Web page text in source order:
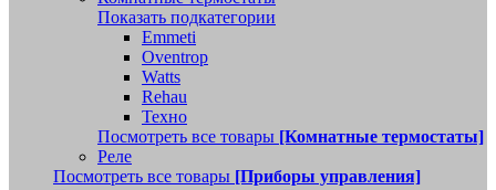
Показать подкатегории
Emmeti
Oventrop
Watts
Rehau
Техно
Посмотреть все товары [Комнатные термостаты]
Реле
Посмотреть все товары [Приборы управления]